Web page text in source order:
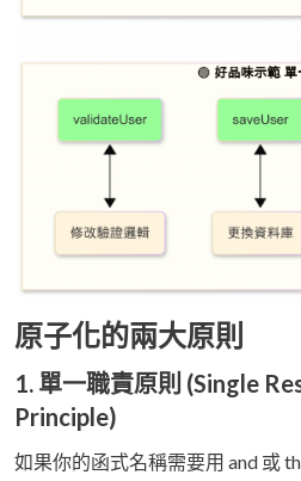
原子化的兩大原則
1. 單一職責原則 (Single
Principle)
如果你的函式名稱需要用 and 或